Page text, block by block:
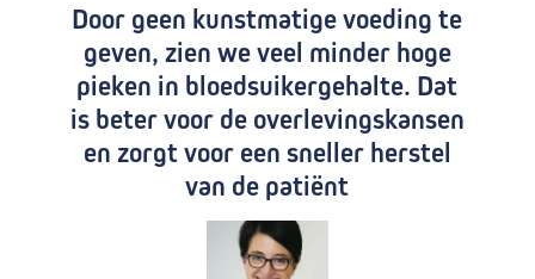
r
e
b
l
o
e
Door geen kunstmatige voeding te
geven, zien we veel minder hoge
pieken in bloedsuikergehalte. Dat
is beter voor de overlevingskansen
en zorgt voor een sneller herstel
van de patiënt